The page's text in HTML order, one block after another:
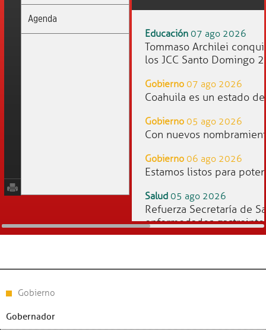
Agenda
Educación 07 ago 2026
Tommaso Archilei
los JCC Santo Domingo
Gobierno 07 ago 2026
Coahuila es un estado
Gobierno 05 ago 2026
Con nuevos
Gobierno 06 ago 2026
Estamos listos para
Salud 05 ago 2026
Refuerza Secretaría de
enfermedades
Gobierno
Gobernador